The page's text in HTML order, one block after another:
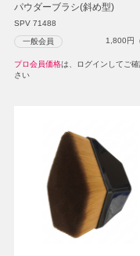
パウダーブラシ(斜め型)
SPV 71488
一般会員 1,800円
プロ会員価格は、ログインしてご
さい